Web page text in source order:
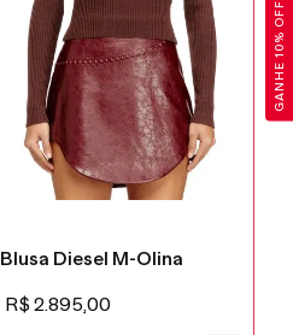
GANHE 10% OFF
Blusa Diesel M-Olina
R$ 2.895,00